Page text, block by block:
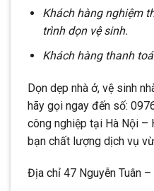
Khách hàng nghiệm
trình dọn vệ sinh.
Khách hàng thanh
Dọn dẹp nhà ở, vệ sinh
hãy gọi ngay đến số:
công nghiệp tại Hà Nội –
bạn chất lượng dịch vụ
Địa chỉ 47 Nguyễn Tuân